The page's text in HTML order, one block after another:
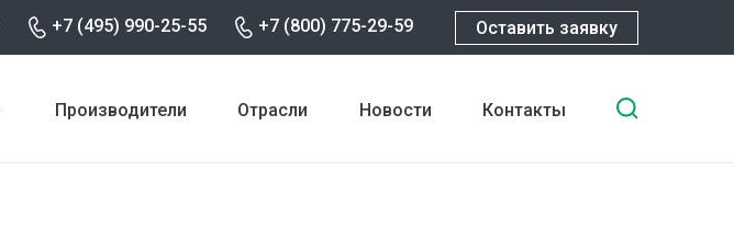
+7 (495) 990-25-55 +7 (800) 775-29-59 Оставить заявку
Производители Отрасли Новости Контакты